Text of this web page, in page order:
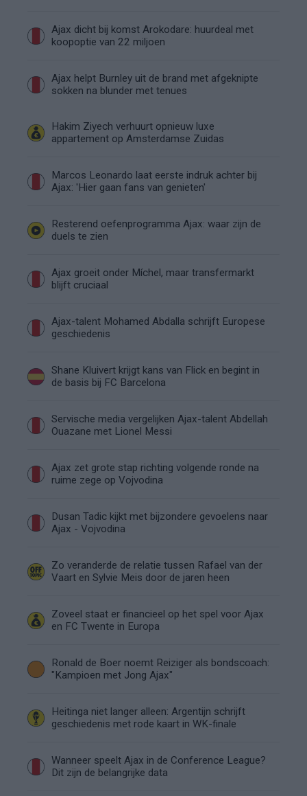
Ajax dicht bij komst Arokodare: huurdeal met
koopoptie van 22 miljoen
Ajax helpt Burnley uit de brand met afgeknipte
sokken na blunder met tenues
Hakim Ziyech verhuurt opnieuw luxe
appartement op Amsterdamse Zuidas
Marcos Leonardo laat eerste indruk achter bij
Ajax: 'Hier gaan fans van genieten'
Resterend oefenprogramma Ajax: waar zijn de
duels te zien
Ajax groeit onder Míchel, maar transfermarkt
blijft cruciaal
Ajax-talent Mohamed Abdalla schrijft Europese
geschiedenis
Shane Kluivert krijgt kans van Flick en begint in
de basis bij FC Barcelona
Servische media vergelijken Ajax-talent Abdellah
Ouazane met Lionel Messi
Ajax zet grote stap richting volgende ronde na
ruime zege op Vojvodina
Dusan Tadic kijkt met bijzondere gevoelens naar
Ajax - Vojvodina
Zo veranderde de relatie tussen Rafael van der
Vaart en Sylvie Meis door de jaren heen
Zoveel staat er financieel op het spel voor Ajax
en FC Twente in Europa
Ronald de Boer noemt Reiziger als bondscoach:
"Kampioen met Jong Ajax"
Heitinga niet langer alleen: Argentijn schrijft
geschiedenis met rode kaart in WK-finale
Wanneer speelt Ajax in de Conference League?
Dit zijn de belangrijke data